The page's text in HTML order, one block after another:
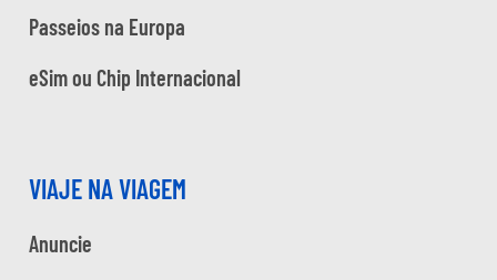
Passeios na Europa
eSim ou Chip Internacional
VIAJE NA VIAGEM
Anuncie